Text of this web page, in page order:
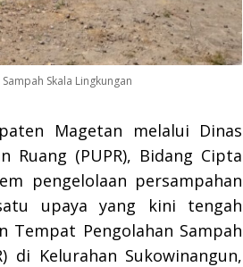
Skala Lingkungan
Magetan melalui Dinas
Ruang (PUPR), Bidang Cipta
pengelolaan persampahan
upaya yang kini tengah
Tempat Pengolahan Sampah
di Kelurahan Sukowinangun,